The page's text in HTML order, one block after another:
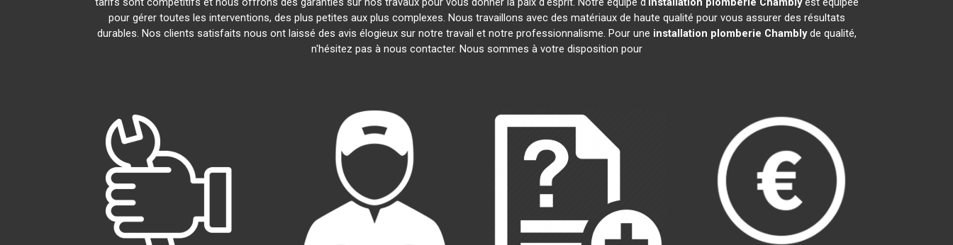
pour gérer toutes les interventions, des plus petites aux plus complexes. Nous travaillons avec des matériaux de haute qualité pour vous assurer des résultats
durables. Nos clients satisfaits nous ont laissé des avis élogieux sur notre travail et notre professionnalisme. Pour une installation plomberie Chamblyde qualité,
n'hésitez pas à nous contacter. Nous sommes à votre disposition pour